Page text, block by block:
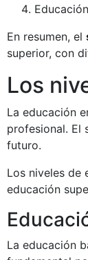
En resumen, el
superior, con
Los
La educación
profesional. El
futuro.
Los niveles de
educación
La educación